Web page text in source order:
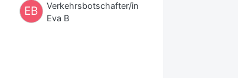
EB
Verkehrsbotschafter/in
Eva B